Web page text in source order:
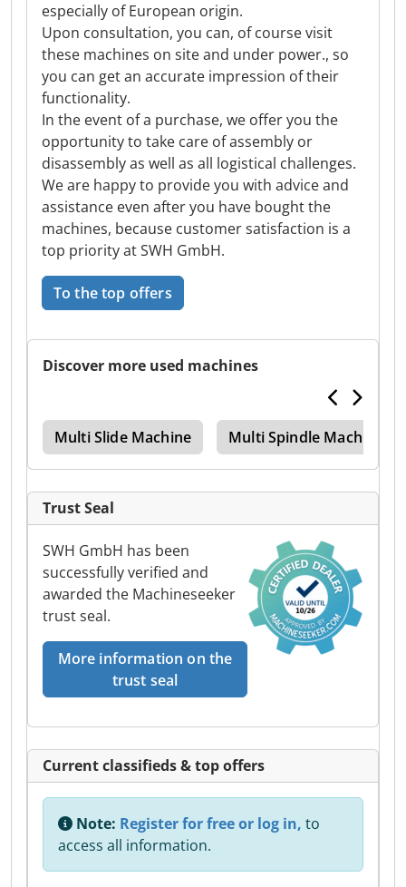
especially of European origin.
Upon consultation, you can, of course visit
these machines on site and under power., so
you can get an accurate impression of their
functionality.
In the event of a purchase, we offer you the
opportunity to take care of assembly or
disassembly as well as all logistical challenges.
We are happy to provide you with advice and
assistance even after you have bought the
machines, because customer satisfaction is a
top priority at SWH GmbH.
To the top offers
Discover more used machines
Multi Slide Machine Multi Spindle Machine
Trust Seal
SWH GmbH has been
successfully verified and
awarded the Machineseeker
trust seal.
More information on the
trust seal
Current classifieds & top offers
Note: Register for free or log in, to
access all information.